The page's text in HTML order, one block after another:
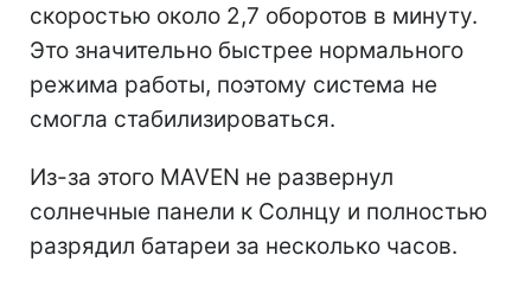
скоростью около 2,7 оборотов в минуту.
Это значительно быстрее нормального
режима работы, поэтому система не
смогла стабилизироваться.
Из-за этого MAVEN не развернул
солнечные панели к Солнцу и полностью
разрядил батареи за несколько часов.